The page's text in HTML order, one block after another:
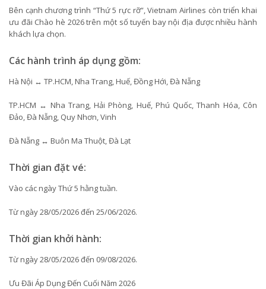
Bên cạnh chương trình “Thứ 5 rực rỡ”, Vietnam Airlines còn triển khai
ưu đãi Chào hè 2026 trên một số tuyến bay nội địa được nhiều hành
khách lựa chọn.
Các hành trình áp dụng gồm:
Hà Nội ↔ TP.HCM, Nha Trang, Huế, Đồng Hới, Đà Nẵng
TP.HCM ↔ Nha Trang, Hải Phòng, Huế, Phú Quốc, Thanh Hóa, Côn
Đảo, Đà Nẵng, Quy Nhơn, Vinh
Đà Nẵng ↔ Buôn Ma Thuột, Đà Lạt
Thời gian đặt vé:
Vào các ngày Thứ 5 hằng tuần.
Từ ngày 28/05/2026 đến 25/06/2026.
Thời gian khởi hành:
Từ ngày 28/05/2026 đến 09/08/2026.
Ưu Đãi Áp Dụng Đến Cuối Năm 2026